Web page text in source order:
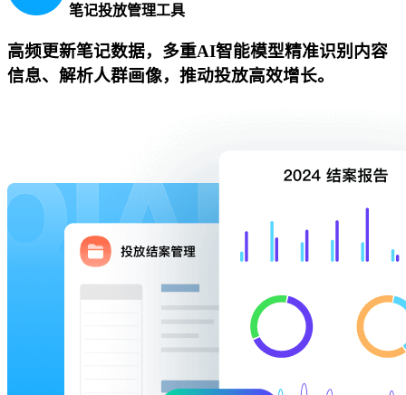
笔记投放管理工具
高频更新笔记数据，多重AI智能模型精准识别内容
信息、解析人群画像，推动投放高效增长。